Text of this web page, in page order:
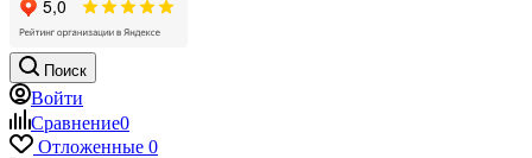
Поиск
Войти
Сравнение0
Отложенные 0